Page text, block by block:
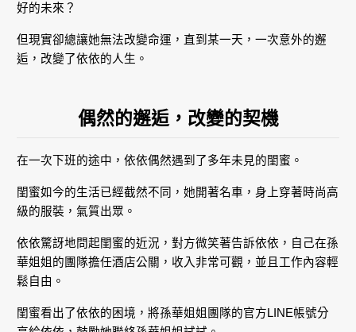
好的未來？
但現實卻總讓她無法改變命運，直到某一天，一次意外的邂
逅，改變了依依的人生。
偶然的邂逅，改變的契機
在一次下班的途中，依依偶然遇到了多年未見的閨蜜。
閨蜜如今的生活已經截然不同，她開著名車，身上穿著時尚高
級的服裝，氣質出眾。
依依驚訝地問起閨蜜的近況，對方微笑著告訴依依，自己在孫
華姐姐的團隊擔任酒店公關，收入非常可觀，並且工作內容輕
鬆自由。
閨蜜看出了依依的困境，將孫華姐姐團隊的官方LINE帳號分